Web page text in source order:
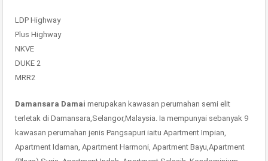
LDP Highway
Plus Highway
NKVE
DUKE 2
MRR2
Damansara Damai merupakan kawasan perumahan semi elit
terletak di Damansara,Selangor,Malaysia. Ia mempunyai sebanyak 9
kawasan perumahan jenis Pangsapuri iaitu Apartment Impian,
Apartment Idaman, Apartment Harmoni, Apartment Bayu,Apartment